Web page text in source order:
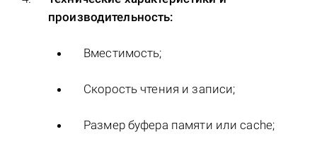
производительность:
Вместимость;
Скорость чтения и записи;
Размер буфера памяти или cache;